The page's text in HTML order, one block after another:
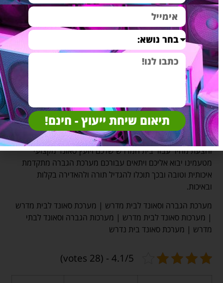
איכותי והעלות שלו לעיתים קצת יותר יקרה ממיקרופון דינמי רגיל
אבל בהחלט ניתן לומר שמיקרופון קונדנסר כזה מקצועי ואיכותי
יספק פתרון טוב ואיכותי עבור שימושים מסוג זה.
מי אנחנו
חברת א.א.מערכות הינה חברה שסיפקה ועדיין מספקת פתרונות
סאונד והגברה לעשרות בתי כנסת בתי מדרש ישיבות כוללים ועוד
בכל רחבי הארץ מתוך היכרות אישית עם צורכי המיגזר הדתי
החרדי והכללי, מתוך שימת דגש על התאמת והתקנת מערכת
הגברה בדיוק ובמקצועיות מרובה הן באיכות הן בנראות והן
בשירות. סוף דבר "הקול" נשמע פנו אלינו עוד היום וקבלו יעוץ
והצעת מחיר עבור בית המדרש שלכם ויועץ סאונד מקצועי
מטעמינו יבוא אליכם ויתאים עבורכם מערכת הגברה מתקדמת
איכותית וטובה ובכך תוכלו להגדיל תורה ולהאדירה בקלות
ובאיכות.
מערכת הגברה וסאונד לבית מדרש | מערכת סאונד לבית מדרש
| מערכות סאונד לבית מדרש | מערכות הגברה וסאונד לבתי
מדרש | מערכת סאונד בית נדרש
4.1/5 - (28 votes)
תיאום שיחת ייעוץ - חינם!